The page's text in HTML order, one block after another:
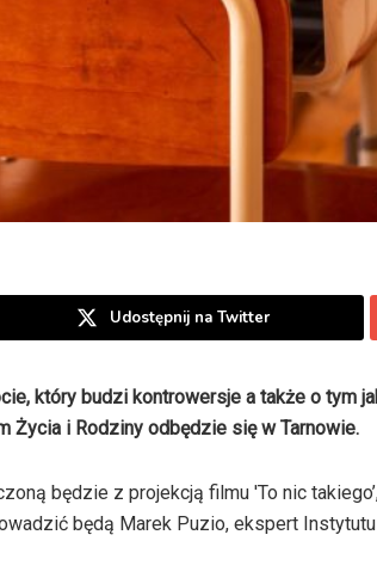
Udostępnij na Twitter
który budzi kontrowersje a także o tym
Życia i Rodziny odbędzie się w Tarnowie.
będzie z projekcją filmu 'To nic
będą Marek Puzio, ekspert